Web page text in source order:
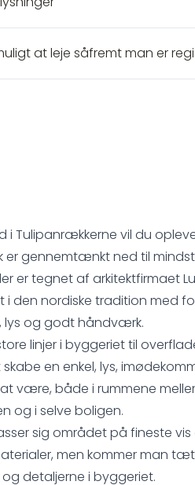
at leje såfremt man er
i Tulipanrækkerne vil du
er gennemtænkt ned til
er tegnet af arkitektfirmaet
den nordiske tradition med
lys og godt håndværk.
linjer i byggeriet til
en enkel, lys,
være, både i rummene
og i selve boligen.
sig området på fineste
men kommer man
detaljerne i byggeriet.